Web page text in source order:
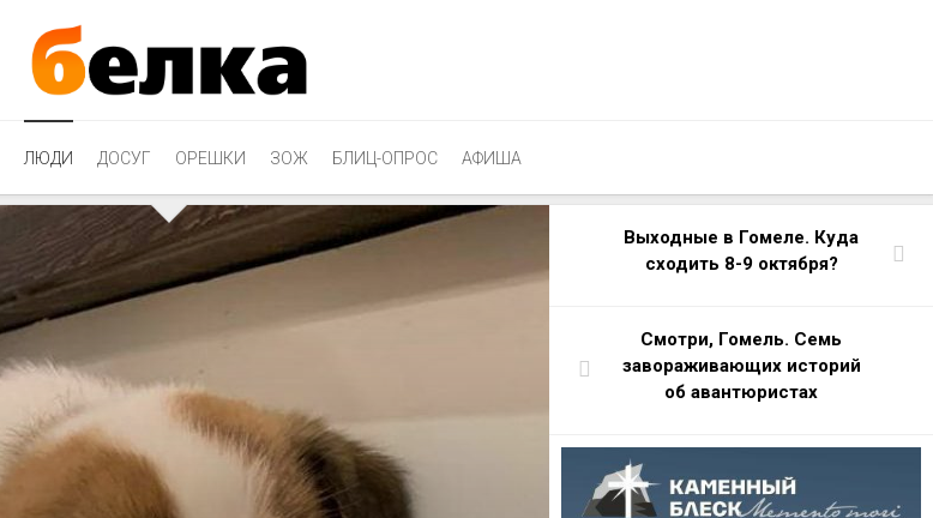
ЛЮДИ ДОСУГ ОРЕШКИ ЗОЖ БЛИЦ-ОПРОС АФИША
Выходные в Гомеле. Куда
сходить 8-9 октября?
Смотри, Гомель. Семь
завораживающих историй
об авантюристах